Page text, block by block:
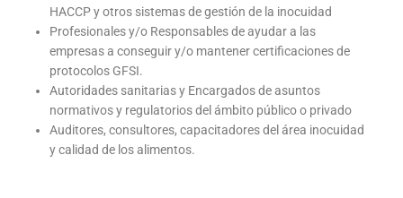
HACCP y otros sistemas de gestión de la inocuidad
Profesionales y/o Responsables de ayudar a las
empresas a conseguir y/o mantener certificaciones de
protocolos GFSI.
Autoridades sanitarias y Encargados de asuntos
normativos y regulatorios del ámbito público o privado
Auditores, consultores, capacitadores del área inocuidad
y calidad de los alimentos.